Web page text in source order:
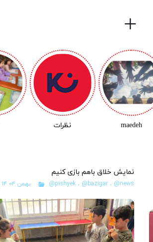
نظرات maedeh
نمایش خلاق باهم بازی کنیم
۱۴ بهمن ۰۴ @pishyek، @bazigar، @news